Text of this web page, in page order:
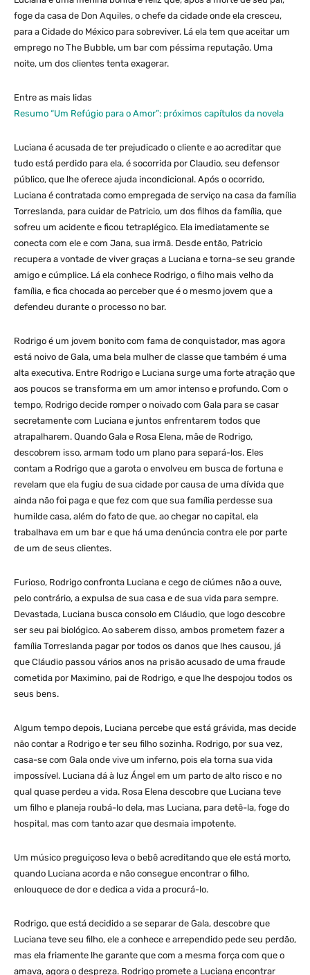
foge da casa de Don Aquiles, o chefe da cidade onde ela cresceu,
para a Cidade do México para sobreviver. Lá ela tem que aceitar um
emprego no The Bubble, um bar com péssima reputação. Uma
noite, um dos clientes tenta exagerar.
Entre as mais lidas
Resumo “Um Refúgio para o Amor”: próximos capítulos da novela
Luciana é acusada de ter prejudicado o cliente e ao acreditar que
tudo está perdido para ela, é socorrida por Claudio, seu defensor
público, que lhe oferece ajuda incondicional. Após o ocorrido,
Luciana é contratada como empregada de serviço na casa da família
Torreslanda, para cuidar de Patricio, um dos filhos da família, que
sofreu um acidente e ficou tetraplégico. Ela imediatamente se
conecta com ele e com Jana, sua irmã. Desde então, Patricio
recupera a vontade de viver graças a Luciana e torna-se seu grande
amigo e cúmplice. Lá ela conhece Rodrigo, o filho mais velho da
família, e fica chocada ao perceber que é o mesmo jovem que a
defendeu durante o processo no bar.
Rodrigo é um jovem bonito com fama de conquistador, mas agora
está noivo de Gala, uma bela mulher de classe que também é uma
alta executiva. Entre Rodrigo e Luciana surge uma forte atração que
aos poucos se transforma em um amor intenso e profundo. Com o
tempo, Rodrigo decide romper o noivado com Gala para se casar
secretamente com Luciana e juntos enfrentarem todos que
atrapalharem. Quando Gala e Rosa Elena, mãe de Rodrigo,
descobrem isso, armam todo um plano para separá-los. Eles
contam a Rodrigo que a garota o envolveu em busca de fortuna e
revelam que ela fugiu de sua cidade por causa de uma dívida que
ainda não foi paga e que fez com que sua família perdesse sua
humilde casa, além do fato de que, ao chegar no capital, ela
trabalhava em um bar e que há uma denúncia contra ele por parte
de um de seus clientes.
Furioso, Rodrigo confronta Luciana e cego de ciúmes não a ouve,
pelo contrário, a expulsa de sua casa e de sua vida para sempre.
Devastada, Luciana busca consolo em Cláudio, que logo descobre
ser seu pai biológico. Ao saberem disso, ambos prometem fazer a
família Torreslanda pagar por todos os danos que lhes causou, já
que Cláudio passou vários anos na prisão acusado de uma fraude
cometida por Maximino, pai de Rodrigo, e que lhe despojou todos os
seus bens.
Algum tempo depois, Luciana percebe que está grávida, mas decide
não contar a Rodrigo e ter seu filho sozinha. Rodrigo, por sua vez,
casa-se com Gala onde vive um inferno, pois ela torna sua vida
impossível. Luciana dá à luz Ángel em um parto de alto risco e no
qual quase perdeu a vida. Rosa Elena descobre que Luciana teve
um filho e planeja roubá-lo dela, mas Luciana, para detê-la, foge do
hospital, mas com tanto azar que desmaia impotente.
Um músico preguiçoso leva o bebê acreditando que ele está morto,
quando Luciana acorda e não consegue encontrar o filho,
enlouquece de dor e dedica a vida a procurá-lo.
Rodrigo, que está decidido a se separar de Gala, descobre que
Luciana teve seu filho, ele a conhece e arrependido pede seu perdão,
mas ela friamente lhe garante que com a mesma força com que o
amava, agora o despreza. Rodrigo promete a Luciana encontrar